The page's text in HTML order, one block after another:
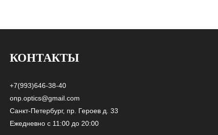
КОНТАКТЫ
+7(993)646-38-40
onp.optics@gmail.com
Санкт-Петербург, пр. Героев д. 33
Ежедневно с 11:00 до 20:00